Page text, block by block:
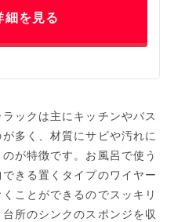
細を見る
ックは主にキッチンやバス
多く、材質にサビや汚れに
が特徴です。お風呂で使う
きる置くタイプのワイヤー
ことができるのでスッキリ
所のシンクのスポンジを収